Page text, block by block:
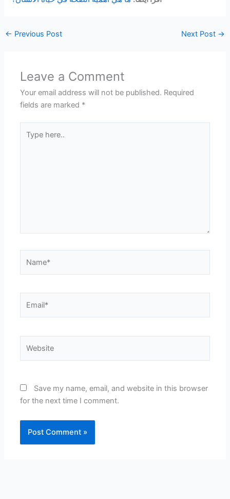
← Previous Post Next Post →
Leave a Comment
Your email address will not be published. Required
fields are marked *
here..
Save my name, email, and website in this browser
for the next time I comment.